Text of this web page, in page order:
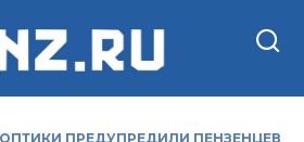
ПРЕДУПРЕДИЛИ ПЕНЗЕНЦЕВ